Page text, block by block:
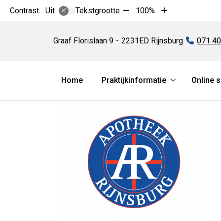
Contrast Uit Tekstgrootte Tekst
10%
100%
Tekst
10%
Graaf Florislaan 9 2231ED Rijnsburg Tel:
071
Hoofdmenu
Home
Praktijkinformatie
submenu
Online